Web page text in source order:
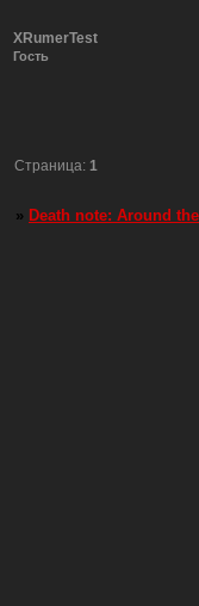
XRumerTest
Гость
Страница: 1
» Death note: Around